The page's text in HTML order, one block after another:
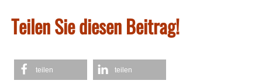
Teilen Sie diesen Beitrag!
teilen teilen